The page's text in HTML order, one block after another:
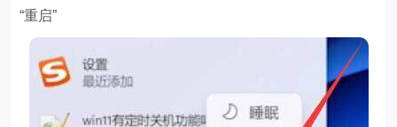
“重启”